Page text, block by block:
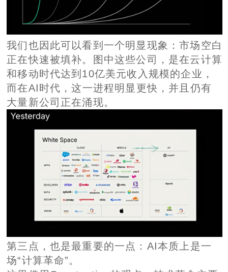
而在AI时代，这一进程明显更快，并且仍有
大量新公司正在涌现。
第三点，也是最重要的一点：AI本质上是一
场“计算革命”。
这里借用Constantine的观点，技术革命主要
分两类：第一种是通信革命，改变信息的传播
方式；第二种是计算革命，改变信息的处理方
式。过去我们经历的基本都是通信革命，比如
互联网、云计算、移动互联网。
而AI属于计算革命，这意味着从根本上发生